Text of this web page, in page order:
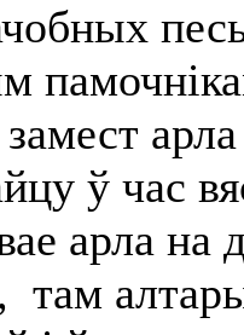
ў час
арла на
там